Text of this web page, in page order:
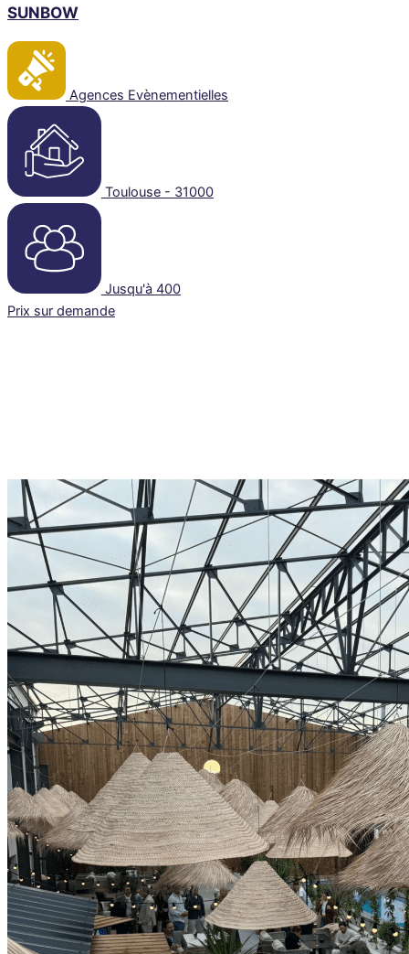
SUNBOW
Agences Evènementielles
Toulouse - 31000
Jusqu'à 400
Prix sur demande